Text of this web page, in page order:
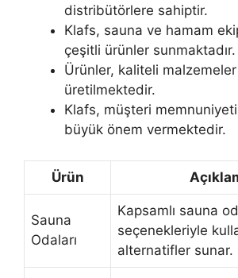
distribütörlere sahiptir.
Klafs, sauna ve hamam
çeşitli ürünler sunmaktadır.
Ürünler, kaliteli malzemeler
üretilmektedir.
Klafs, müşteri
büyük önem vermektedir.
Ürün
Sauna
Odaları
Kapsamlı sauna
seçenekleriyle
alternatifler sunar.